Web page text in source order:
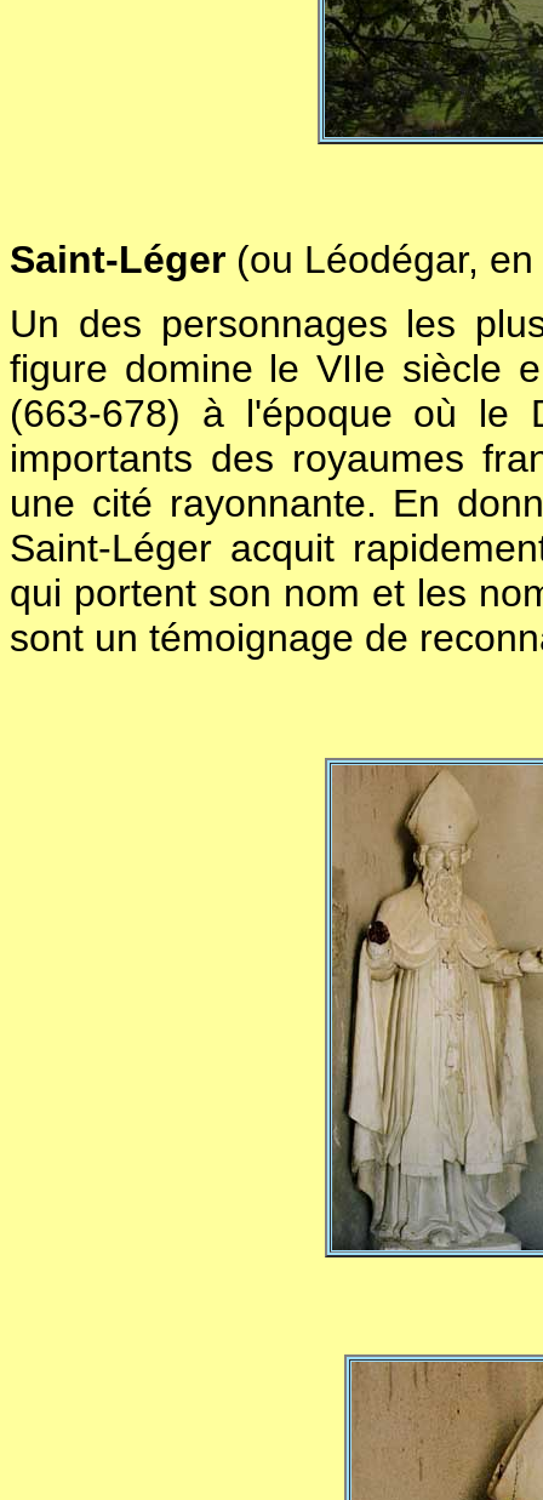
Saint-Léger (ou Léodégar,
Un des personnages les
figure domine le VIIe siècle
(663-678) à l'époque où le
importants des royaumes
une cité rayonnante. En
Saint-Léger acquit
qui portent son nom et les
sont un témoignage de